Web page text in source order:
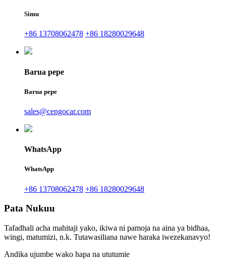
Simu
+86 13708062478 +86 18280029648
Barua pepe
Barua pepe
sales@cengocar.com
WhatsApp
WhatsApp
+86 13708062478 +86 18280029648
Pata Nukuu
Tafadhali acha mahitaji yako, ikiwa ni pamoja na aina ya bidhaa,
wingi, matumizi, n.k. Tutawasiliana nawe haraka iwezekanavyo!
Andika ujumbe wako hapa na ututumie